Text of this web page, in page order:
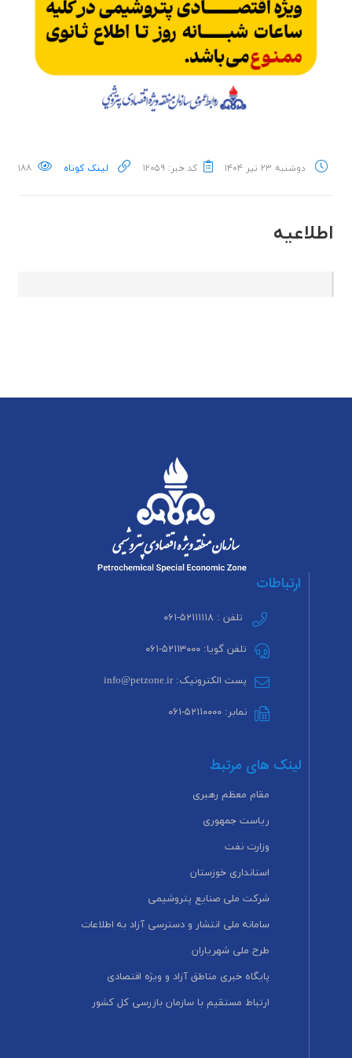
دوشنبه ۲۳ تیر ۱۴۰۴ کد خبر: ۱۲۰۵۹ لینک کوتاه ۱۸۸
اطلاعیه
ارتباطات
تلفن : ۵۲۱۱۱۱۱۸-۰۶۱
تلفن گویا: ۵۲۱۱۳۰۰۰-۰۶۱
پست الکترونیک: info@petzone.ir
نمابر: ۵۲۱۱۰۰۰۰-۰۶۱
لینک های مرتبط
مقام معظم رهبری
ریاست جمهوری
وزارت نفت
استانداری خوزستان
شرکت ملی صنایع پتروشیمی
سامانه ملی انتشار و دسترسی آزاد به اطلاعات
طرح ملی شهریاران
پایگاه خبری مناطق آزاد و ویژه اقتصادی
ارتباط مستقیم با سازمان بازرسی کل کشور